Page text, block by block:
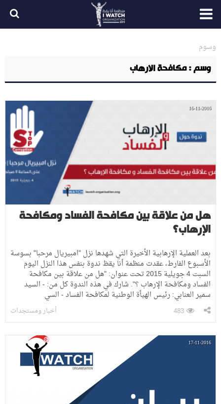
وسوم
وسم : مكافحة الارهاب
16-11-2016
هل من علاقة بين مكافحة الفساد ومكافحة
الإرهاب؟
بعد العملية الإرهابية الأخيرة التي شهدها نزل "امبيريال مرحبا" بسوسة
الأسبوع الفارط، عقدت منظمة أنا يقظ ندوة بنفس هذا النزل اليوم
السبت 4 جويلية 2015 تحت عنوان: "هل من علاقة بين مكافحة
الفساد ومكافحة الإرهاب ؟". شارك في هذه الندوة كل من: - السيد
سمير العنابي: رئيس الهيأة الوطنية لمكافحة الفساد - السي
أخبار ومستجدات 483
17-11-2016